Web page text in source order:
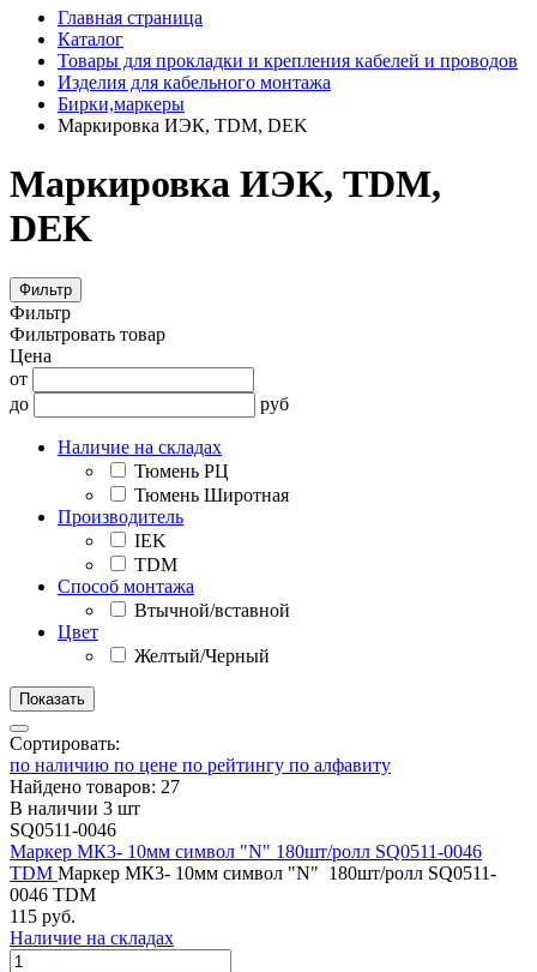
Главная страница
Каталог
Товары для прокладки и крепления кабелей и проводов
Изделия для кабельного монтажа
Бирки,маркеры
Маркировка ИЭК, TDM, DEK
Маркировка ИЭК, TDM,
DEK
Фильтр
Фильтр
Фильтровать товар
Цена
от
до
руб
Наличие на складах
Тюмень РЦ
Тюмень Широтная
Производитель
IEK
TDM
Способ монтажа
Втычной/вставной
Цвет
Желтый/Черный
Сортировать:
по наличию по цене по рейтингу по алфавиту
Найдено товаров: 27
В наличии 3 шт
SQ0511-0046
Маркер МК3- 10мм символ "N" 180шт/ролл SQ0511-0046
TDM Маркер МК3- 10мм символ "N" 180шт/ролл SQ0511-
0046 TDM
115 руб.
Наличие на складах